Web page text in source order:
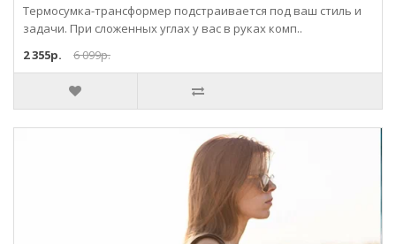
Термосумка-трансформер подстраивается под ваш стиль и
задачи. При сложенных углах у вас в руках комп..
2 355р.
6 099р.